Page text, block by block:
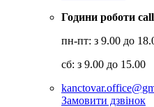
Години роботи
пн-пт: з 9.00 до
сб: з 9.00 до 15.00
Замовити дзвінок